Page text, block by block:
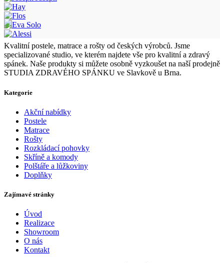
Kvalitní postele, matrace a rošty od českých výrobců. Jsme
specializované studio, ve kterém najdete vše pro kvalitní a zdravý
spánek. Naše produkty si můžete osobně vyzkoušet na naší prodejně
STUDIA ZDRAVÉHO SPÁNKU ve Slavkově u Brna.
Kategorie
Akční nabídky
Postele
Matrace
Rošty
Rozkládací pohovky
Skříně a komody
Polštáře a lůžkoviny
Doplňky
Zajímavé stránky
Úvod
Realizace
Showroom
O nás
Kontakt